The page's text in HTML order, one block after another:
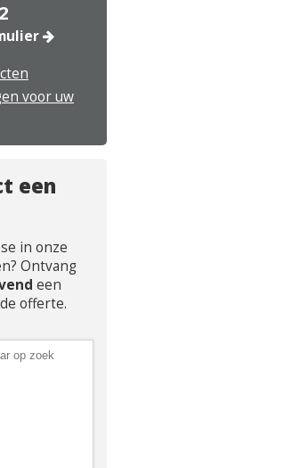
voor uw
een
in onze
Ontvang
een
offerte.